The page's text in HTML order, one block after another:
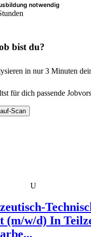
notwendig
bist du?
in nur 3 Minuten
für dich passende
Scan
U
(m/w/d) In